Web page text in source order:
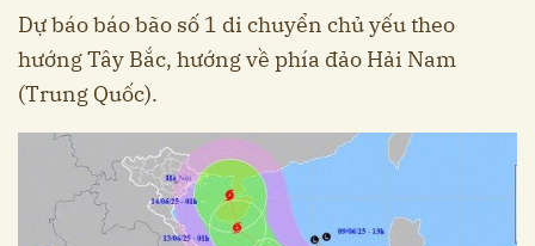
Dự báo báo bão số 1 di chuyển chủ yếu theo
hướng Tây Bắc, hướng về phía đảo Hải Nam
(Trung Quốc).